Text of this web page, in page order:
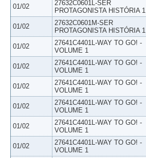
01/02
27632C0601L-SER
PROTAGONISTA HISTÓRIA 1
01/02
27632C0601M-SER
PROTAGONISTA HISTÓRIA 1
01/02
27641C4401L-WAY TO GO! -
VOLUME 1
01/02
27641C4401L-WAY TO GO! -
VOLUME 1
01/02
27641C4401L-WAY TO GO! -
VOLUME 1
01/02
27641C4401L-WAY TO GO! -
VOLUME 1
01/02
27641C4401L-WAY TO GO! -
VOLUME 1
01/02
27641C4401L-WAY TO GO! -
VOLUME 1